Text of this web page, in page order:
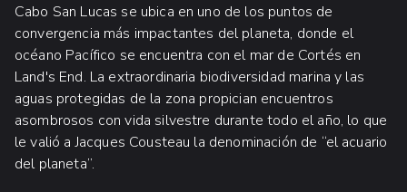
Cabo San Lucas se ubica en uno de los puntos de
convergencia más impactantes del planeta, donde el
océano Pacífico se encuentra con el mar de Cortés en
Land's End. La extraordinaria biodiversidad marina y las
aguas protegidas de la zona propician encuentros
asombrosos con vida silvestre durante todo el año, lo que
le valió a Jacques Cousteau la denominación de “el acuario
del planeta”.